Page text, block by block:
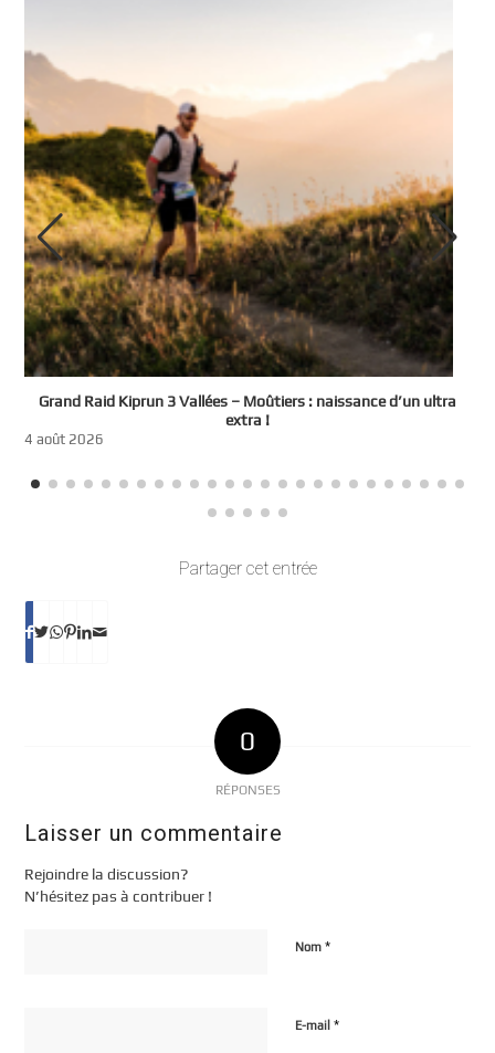
Grand Raid Kiprun 3 Vallées – Moûtiers : naissance d’un ultra
extra !
4 août 2026
Partager cet entrée
0
RÉPONSES
Laisser un commentaire
Rejoindre la discussion?
N’hésitez pas à contribuer !
Nom*
E-mail*